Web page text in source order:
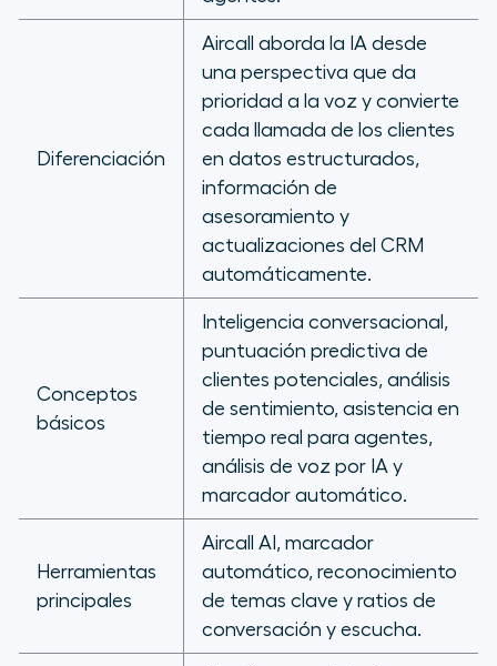
Diferenciación
Aircall aborda la IA desde
una perspectiva que da
prioridad a la voz y convierte
cada llamada de los clientes
en datos estructurados,
información de
asesoramiento y
actualizaciones del CRM
automáticamente.
Conceptos
básicos
Inteligencia conversacional,
puntuación predictiva de
clientes potenciales, análisis
de sentimiento, asistencia en
tiempo real para agentes,
análisis de voz por IA y
marcador automático.
Herramientas
principales
Aircall AI, marcador
automático, reconocimiento
de temas clave y ratios de
conversación y escucha.